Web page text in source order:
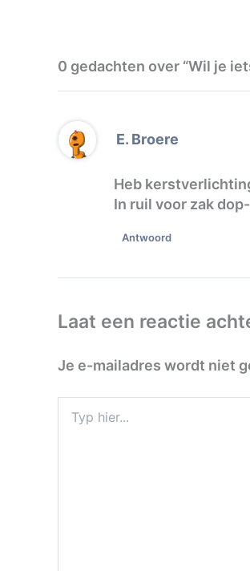
0 gedachten over “Wil je
E. Broere
Heb
In ruil voor zak
Antwoord
Laat een reactie
Je e-mailadres wordt niet
hier...